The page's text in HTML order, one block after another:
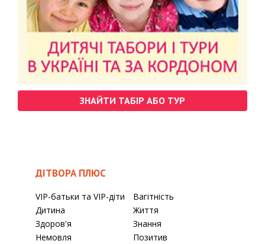
ЗНАЙТИ ТАБІР АБО ТУР
ДІТВОРА ПЛЮС
VIP-батьки та VIP-діти
Вагітність
Дитина
Життя
Здоров'я
Знання
Немовля
Позитив